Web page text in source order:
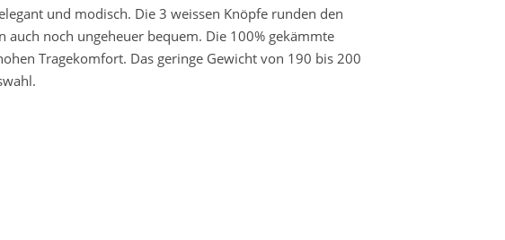
und modisch. Die 3 weissen Knöpfe runden den
noch ungeheuer bequem. Die 100% gekämmte
Tragekomfort. Das geringe Gewicht von 190 bis 200